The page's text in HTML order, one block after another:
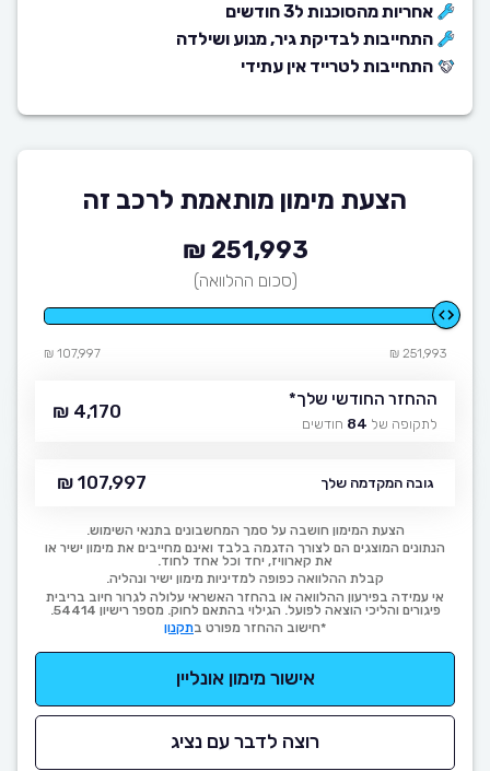
אחריות מהסוכנות ל3 חודשים
התחייבות לבדיקת גיר, מנוע ושילדה
התחייבות לטרייד אין עתידי
הצעת מימון מותאמת לרכב זה
251,993 ₪
(סכום ההלוואה)
251,993 ₪
107,997 ₪
ההחזר החודשי שלך*
לתקופה של 84 חודשים
4,170 ₪
גובה המקדמה שלך 107,997 ₪
הצעת המימון חושבה על סמך המחשבונים בתנאי השימוש.
הנתונים המוצגים הם לצורך הדגמה בלבד ואינם מחייבים את מימון ישיר או
את קארוויז, יחד וכל אחד לחוד.
קבלת ההלוואה כפופה למדיניות מימון ישיר ונהליה.
אי עמידה בפירעון ההלוואה או בהחזר האשראי עלולה לגרור חיוב בריבית
פיגורים והליכי הוצאה לפועל. הגילוי בהתאם לחוק. מספר רישיון 54414.
*חישוב ההחזר מפורט בתקנון
אישור מימון אונליין
רוצה לדבר עם נציג